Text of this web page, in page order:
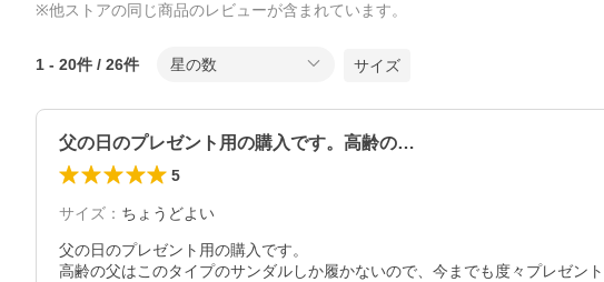
※他ストアの同じ商品のレビューが含まれています。
1 - 20件 / 26件 星の数 サイズ
父の日のプレゼント用の購入です。高齢の…
5
サイズ ： ちょうどよい
父の日のプレゼント用の購入です。
高齢の父はこのタイプのサンダルしか履かないので、今までも度々プレゼン